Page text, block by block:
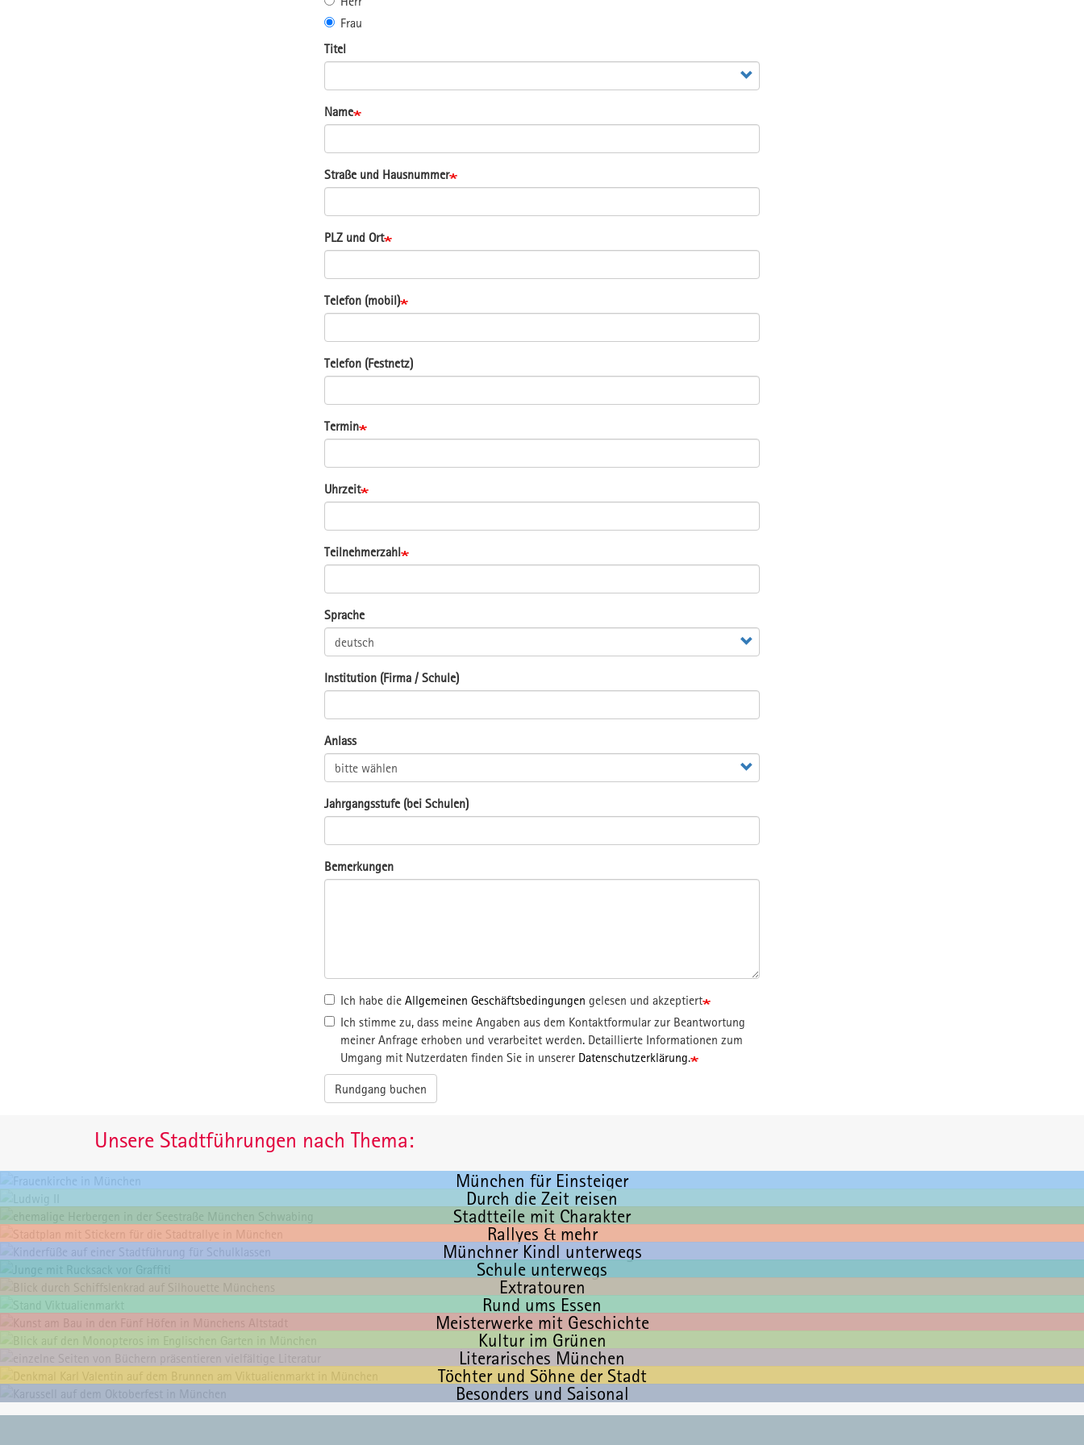
Frau
Titel
Name
Straße und Hausnummer
PLZ und Ort
Telefon (mobil)
Telefon (Festnetz)
Termin
Uhrzeit
Teilnehmerzahl
Sprache
Institution (Firma / Schule)
Anlass
Jahrgangsstufe (bei Schulen)
Bemerkungen
Ich habe die Allgemeinen Geschäftsbedingungen gelesen und akzeptiert
Ich stimme zu, dass meine Angaben aus dem Kontaktformular zur Beantwortung
meiner Anfrage erhoben und verarbeitet werden. Detaillierte Informationen zum
Umgang mit Nutzerdaten finden Sie in unserer Datenschutzerklärung.
Rundgang buchen
Unsere Stadtführungen nach Thema:
München für Einsteiger
Durch die Zeit reisen
Stadtteile mit Charakter
Rallyes & mehr
Münchner Kindl unterwegs
Schule unterwegs
Extratouren
Rund ums Essen
Meisterwerke mit Geschichte
Kultur im Grünen
Literarisches München
Töchter und Söhne der Stadt
Besonders und Saisonal